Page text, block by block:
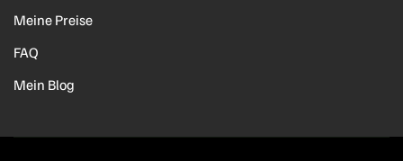
Meine Preise
FAQ
Mein Blog